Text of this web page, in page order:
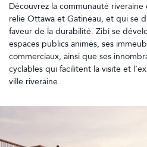
Découvrez la communauté
relie Ottawa et Gatineau, et qui se
faveur de la durabilité. Zibi se
espaces publics animés, ses
commerciaux, ainsi que ses
cyclables qui facilitent la visite et
ville riveraine.